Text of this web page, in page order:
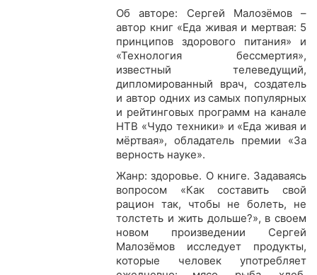
Об авторе: Сергей Малозёмов –
автор книг «Еда живая и мертвая: 5
принципов здорового питания» и
«Технология бессмертия»,
известный телеведущий,
дипломированный врач, создатель
и автор одних из самых популярных
и рейтинговых программ на канале
НТВ «Чудо техники» и «Еда живая и
мёртвая», обладатель премии «За
верность науке».
Жанр: здоровье. О книге. Задаваясь
вопросом «Как составить свой
рацион так, чтобы не болеть, не
толстеть и жить дольше?», в своем
новом произведении Сергей
Малозёмов исследует продукты,
которые человек употребляет